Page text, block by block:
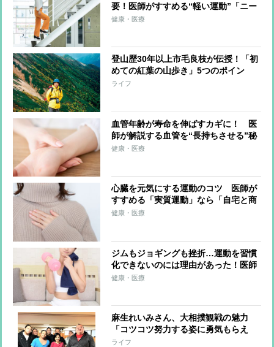
要！医師がすすめる“軽い運動”「ニー
ト」と食べ物
健康・医療
登山歴30年以上市毛良枝が伝授！「初
めての紅葉の山歩き」5つのポイン
ト 初心者おすすめ茨城・筑波山の歩
ライフ
血管年齢が寿命を伸ばすカギに！ 医
師が解説する血管を“長持ちさせる”秘
訣、運動のしすぎは逆効果？「血管若
健康・医療
心臓を元気にする運動のコツ 医師が
すすめる「実質運動」なら「自宅と商
店街の往復でいい」
健康・医療
ジムもジョギングも挫折…運動を習慣
化できないのには理由があった！医師
が教える健康習慣を継続するシンプル
健康・医療
麻生れいみさん、大相撲観戦の魅力
「コツコツ努力する姿に勇気もらえ
る」
ライフ